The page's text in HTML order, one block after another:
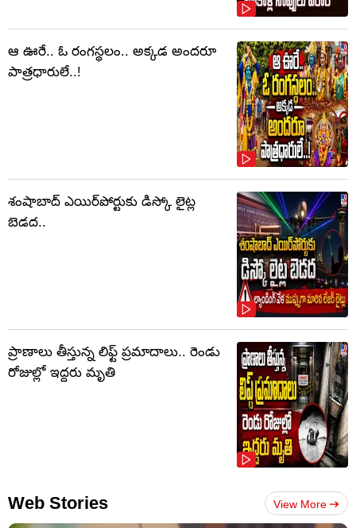
ఆ ఊరే.. ఓ రంగస్థలం.. అక్కడ అందరూ
పాత్రధారులే..!
శంషాబాద్ ఎయిర్‌పోర్టుకు డిస్కో లైట్ల
బెడద..
ప్రాణాలు తీస్తున్న లిఫ్ట్‌ ప్రమాదాలు.. రెండు
రోజుల్లో ఇద్దరు మృతి
Web Stories View More